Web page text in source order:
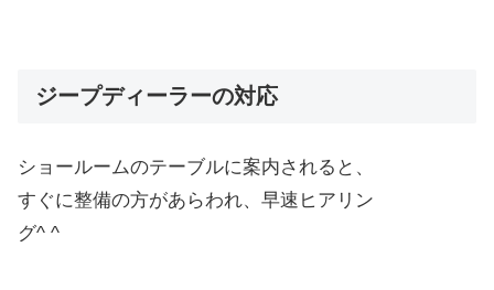
ジープディーラーの対応
ショールームのテーブルに案内されると、
すぐに整備の方があらわれ、早速ヒアリン
グ^ ^